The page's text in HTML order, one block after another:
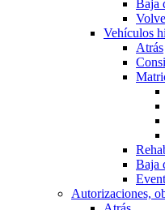
Baja
Vehículos
Atrás
Baja
Autorizaciones,